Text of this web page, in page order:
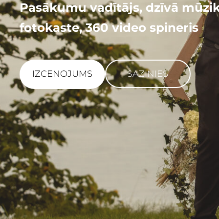
Pasākumu vadītājs, dzīvā
fotokaste, 360 video spineris
​IZCENOJUMS​ ​SAZINIES​